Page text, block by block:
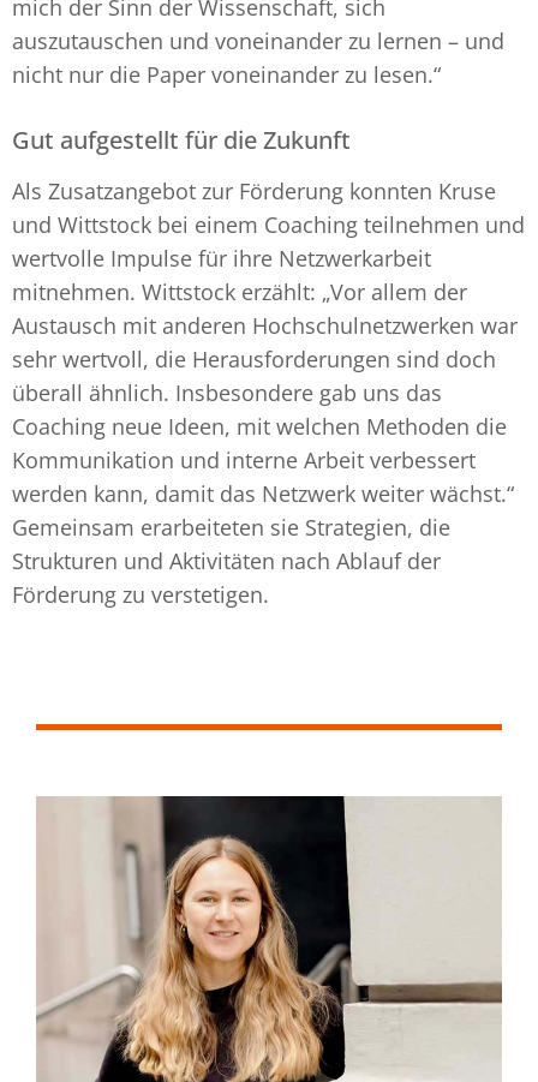
mich der Sinn der Wissenschaft, sich
auszutauschen und voneinander zu lernen – und
nicht nur die Paper voneinander zu lesen.“
Gut aufgestellt für die Zukunft
Als Zusatzangebot zur Förderung konnten Kruse
und Wittstock bei einem Coaching teilnehmen und
wertvolle Impulse für ihre Netzwerkarbeit
mitnehmen. Wittstock erzählt: „Vor allem der
Austausch mit anderen Hochschulnetzwerken war
sehr wertvoll, die Herausforderungen sind doch
überall ähnlich. Insbesondere gab uns das
Coaching neue Ideen, mit welchen Methoden die
Kommunikation und interne Arbeit verbessert
werden kann, damit das Netzwerk weiter wächst.“
Gemeinsam erarbeiteten sie Strategien, die
Strukturen und Aktivitäten nach Ablauf der
Förderung zu verstetigen.